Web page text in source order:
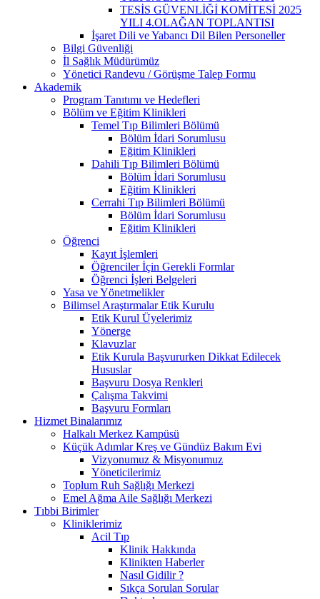
TESİS GÜVENLİĞİ KOMİTESİ 2025
YILI 4.OLAĞAN TOPLANTISI
İşaret Dili ve Yabancı Dil Bilen Personeller
Bilgi Güvenliği
İl Sağlık Müdürümüz
Yönetici Randevu / Görüşme Talep Formu
Akademik
Program Tanıtımı ve Hedefleri
Bölüm ve Eğitim Klinikleri
Temel Tıp Bilimleri Bölümü
Bölüm İdari Sorumlusu
Eğitim Klinikleri
Dahili Tıp Bilimleri Bölümü
Bölüm İdari Sorumlusu
Eğitim Klinikleri
Cerrahi Tıp Bilimleri Bölümü
Bölüm İdari Sorumlusu
Eğitim Klinikleri
Öğrenci
Kayıt İşlemleri
Öğrenciler İçin Gerekli Formlar
Öğrenci İşleri Belgeleri
Yasa ve Yönetmelikler
Bilimsel Araştırmalar Etik Kurulu
Etik Kurul Üyelerimiz
Yönerge
Klavuzlar
Etik Kurula Başvururken Dikkat Edilecek
Hususlar
Başvuru Dosya Renkleri
Çalışma Takvimi
Başvuru Formları
Hizmet Binalarımız
Halkalı Merkez Kampüsü
Küçük Adımlar Kreş ve Gündüz Bakım Evi
Vizyonumuz & Misyonumuz
Yöneticilerimiz
Toplum Ruh Sağlığı Merkezi
Emel Ağma Aile Sağlığı Merkezi
Tıbbi Birimler
Kliniklerimiz
Acil Tıp
Klinik Hakkında
Klinikten Haberler
Nasıl Gidilir ?
Sıkça Sorulan Sorular